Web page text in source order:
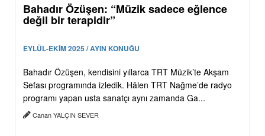
Bahadır Özüşen: “Müzik sadece eğlence
değil bir terapidir”
EYLÜL-EKİM 2025 / AYIN KONUĞU
Bahadır Özüşen, kendisini yıllarca TRT Müzik’te Akşam
Sefası programında izledik. Hâlen TRT Nağme’de radyo
programı yapan usta sanatçı aynı zamanda Ga...
Canan YALÇIN SEVER